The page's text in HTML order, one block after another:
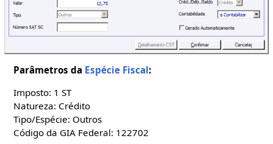
Parâmetros da Espécie Fiscal:
Imposto: 1 ST
Natureza: Crédito
Tipo/Espécie: Outros
Código da GIA Federal: 122702